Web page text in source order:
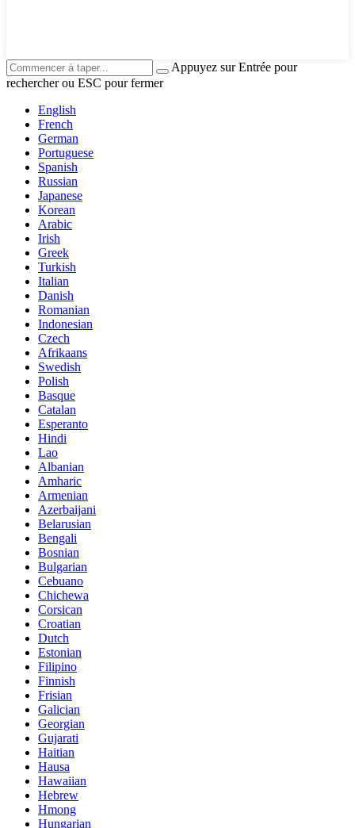
Appuyez sur Entrée pour
rechercher ou ESC pour fermer
English
French
German
Portuguese
Spanish
Russian
Japanese
Korean
Arabic
Irish
Greek
Turkish
Italian
Danish
Romanian
Indonesian
Czech
Afrikaans
Swedish
Polish
Basque
Catalan
Esperanto
Hindi
Lao
Albanian
Amharic
Armenian
Azerbaijani
Belarusian
Bengali
Bosnian
Bulgarian
Cebuano
Chichewa
Corsican
Croatian
Dutch
Estonian
Filipino
Finnish
Frisian
Galician
Georgian
Gujarati
Haitian
Hausa
Hawaiian
Hebrew
Hmong
Hungarian